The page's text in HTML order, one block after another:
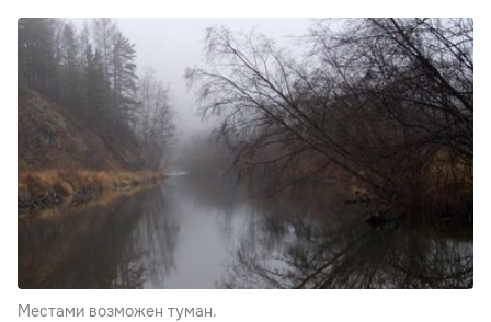
Местами возможен туман.